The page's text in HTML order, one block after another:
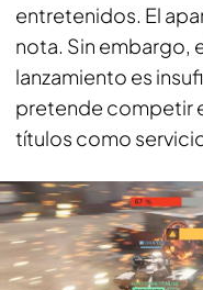
entretenidos. El
nota. Sin embargo,
lanzamiento es
pretende competir
títulos como